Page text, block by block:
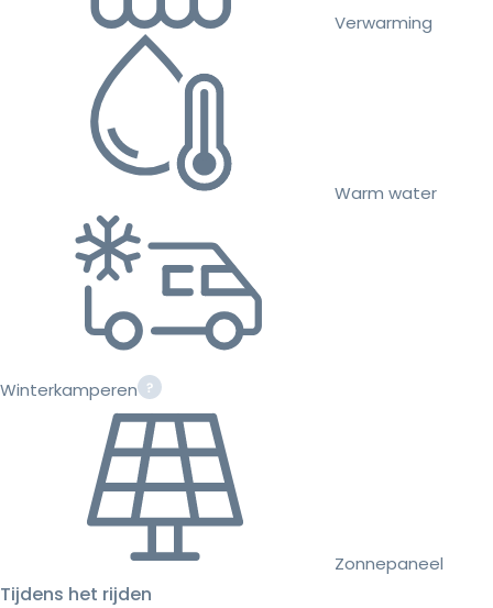
Verwarming
Warm water
Winterkamperen
Zonnepaneel
Tijdens het rijden